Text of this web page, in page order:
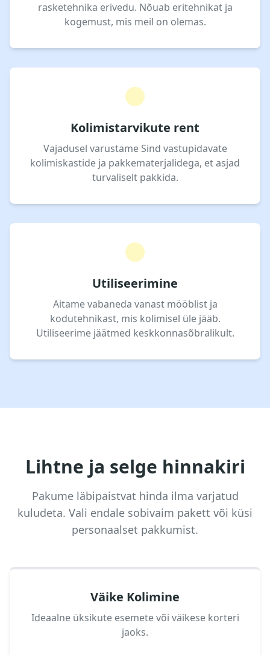
rasketehnika erivedu. Nõuab eritehnikat ja
kogemust, mis meil on olemas.
Kolimistarvikute rent
Vajadusel varustame Sind vastupidavate
kolimiskastide ja pakkematerjalidega, et asjad
turvaliselt pakkida.
Utiliseerimine
Aitame vabaneda vanast mööblist ja
kodutehnikast, mis kolimisel üle jääb.
Utiliseerime jäätmed keskkonnasõbralikult.
Lihtne ja selge hinnakiri
Pakume läbipaistvat hinda ilma varjatud
kuludeta. Vali endale sobivaim pakett või küsi
personaalset pakkumist.
Väike Kolimine
Ideaalne üksikute esemete või väikese korteri
jaoks.